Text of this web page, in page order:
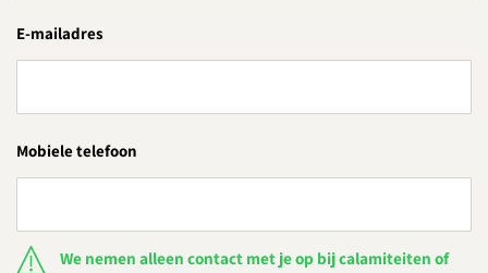
E-mailadres
Mobiele telefoon
We nemen alleen contact met je op bij calamiteiten of